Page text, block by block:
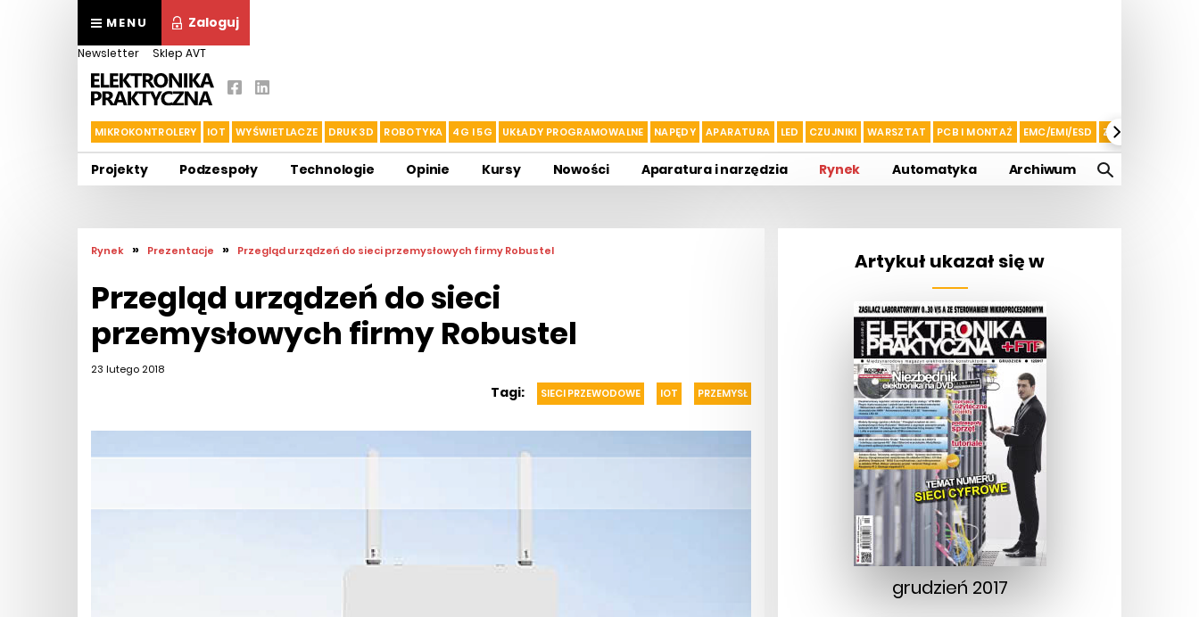
MENU Zaloguj
Newsletter Sklep AVT
MIKROKONTROLERY IOT WYŚWIETLACZE DRUK 3D ROBOTYKA 4G I 5G UKŁADY PROGRAMOWALNE NAPĘDY APARATURA LED CZUJNIKI WARSZTAT PCB I MONTAŻ EMC/EMI/ESD ZASILANIE I
Projekty Podzespoły Technologie Opinie Kursy Nowości Aparatura i narzędzia Rynek Automatyka Archiwum
Rynek » Prezentacje » Przegląd urządzeń do sieci przemysłowych firmy Robustel
Przegląd urządzeń do sieci
przemysłowych firmy Robustel
23 lutego 2018
Tagi: SIECI PRZEWODOWE IOT PRZEMYSŁ
Artykuł ukazał się w
grudzień 2017